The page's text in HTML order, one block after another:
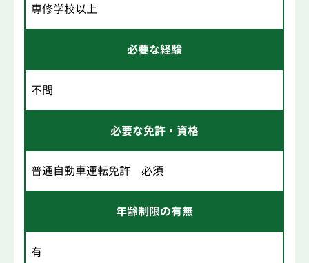
専修学校以上
必要な経験
不問
必要な免許・資格
普通自動車運転免許 必須
年齢制限の有無
有